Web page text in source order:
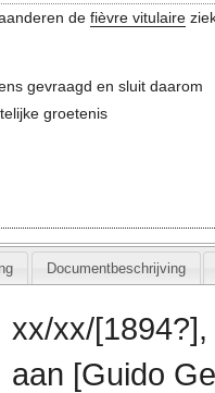
de fièvre vitulaire
gevraagd en sluit daarom
groetenis
Documentbeschrijving
xx/xx/
aan [Guido